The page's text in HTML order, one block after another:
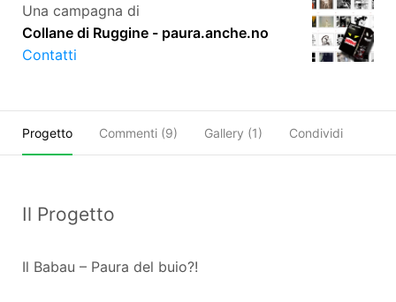
Una campagna di
Collane di Ruggine - paura.anche.no
Contatti
Progetto Commenti (9) Gallery (1) Condividi
Il Progetto
Il Babau – Paura del buio?!